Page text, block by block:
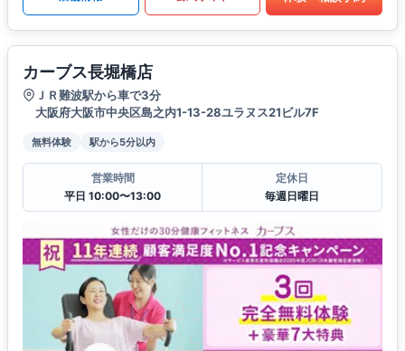
カーブス長堀橋店
ＪＲ難波駅から車で3分
大阪府大阪市中央区島之内1-13-28ユラヌス21ビル7F
無料体験 駅から5分以内
営業時間
平日 10:00〜13:00
定休日
毎週日曜日